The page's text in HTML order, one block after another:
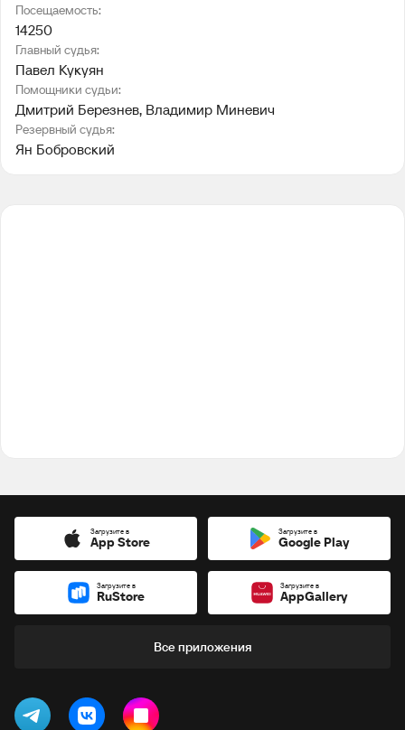
Посещаемость:
14250
Главный судья:
Павел Кукуян
Помощники судьи:
Дмитрий Березнев, Владимир Миневич
Резервный судья:
Ян Бобровский
Загрузите в
App Store
Загрузите в
Google Play
Загрузите в
RuStore
Загрузите в
AppGallery
Все приложения